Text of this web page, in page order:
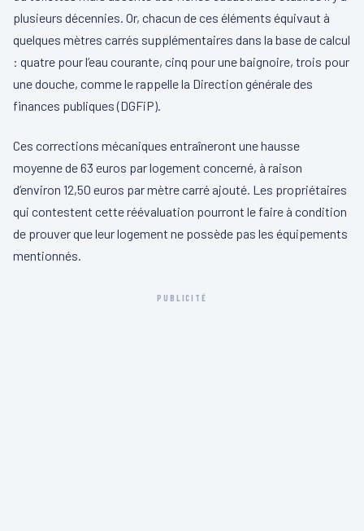
plusieurs décennies. Or, chacun de ces éléments équivaut à
quelques mètres carrés supplémentaires dans la base de calcul
: quatre pour l’eau courante, cinq pour une baignoire, trois pour
une douche, comme le rappelle la Direction générale des
finances publiques (DGFiP).
Ces corrections mécaniques entraîneront une hausse
moyenne de 63 euros par logement concerné, à raison
d’environ 12,50 euros par mètre carré ajouté. Les propriétaires
qui contestent cette réévaluation pourront le faire à condition
de prouver que leur logement ne possède pas les équipements
mentionnés.
PUBLICITÉ